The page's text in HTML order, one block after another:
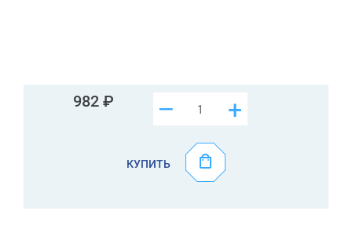
982 +
–
КУПИТЬ